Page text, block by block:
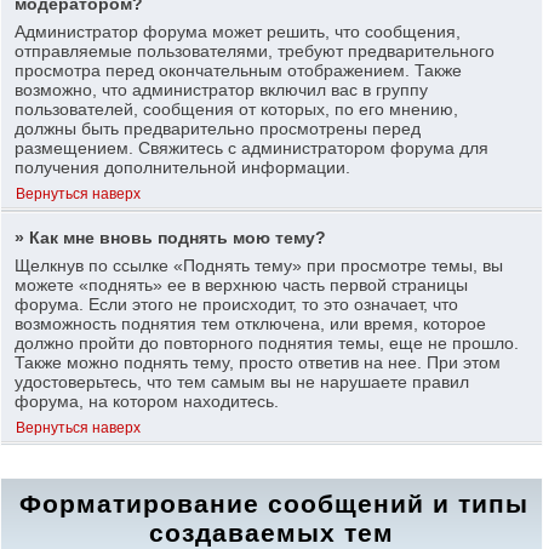
Администратор форума может решить, что сообщения,
отправляемые пользователями, требуют предварительного
просмотра перед окончательным отображением. Также
возможно, что администратор включил вас в группу
пользователей, сообщения от которых, по его мнению,
должны быть предварительно просмотрены перед
размещением. Свяжитесь с администратором форума для
получения дополнительной информации.
Вернуться наверх
» Как мне вновь поднять мою тему?
Щелкнув по ссылке «Поднять тему» при просмотре темы, вы
можете «поднять» ее в верхнюю часть первой страницы
форума. Если этого не происходит, то это означает, что
возможность поднятия тем отключена, или время, которое
должно пройти до повторного поднятия темы, еще не прошло.
Также можно поднять тему, просто ответив на нее. При этом
удостоверьтесь, что тем самым вы не нарушаете правил
форума, на котором находитесь.
Вернуться наверх
Форматирование сообщений и типы
создаваемых тем